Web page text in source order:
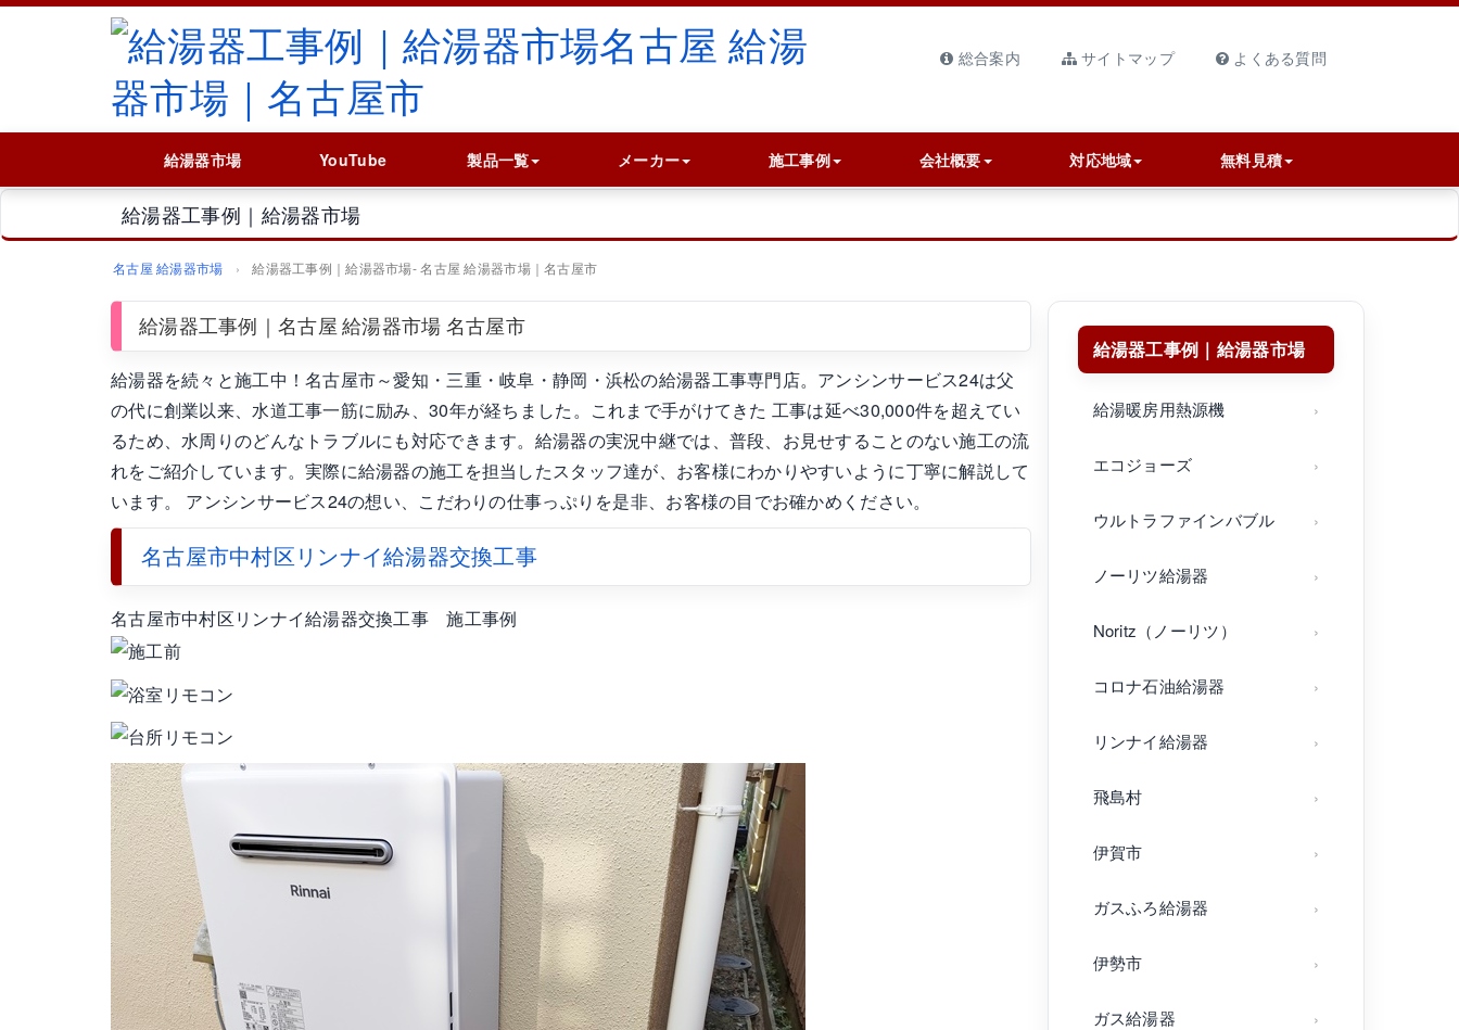
総合案内 サイトマップ よくある質問
給湯器市場 YouTube 製品一覧 メーカー 施工事例 会社概要 対応地域 無料見積
給湯器工事例｜給湯器市場
名古屋 給湯器市場 給湯器工事例｜給湯器市場‐ 名古屋 給湯器市場｜名古屋市
給湯器工事例｜名古屋 給湯器市場 名古屋市
給湯器を続々と施工中！名古屋市～愛知・三重・岐阜・静岡・浜松の給湯器工事専門店。アンシンサービス24は父
の代に創業以来、水道工事一筋に励み、30年が経ちました。これまで手がけてきた 工事は延べ30,000件を超えてい
るため、水周りのどんなトラブルにも対応できます。給湯器の実況中継では、普段、お見せすることのない施工の流
れをご紹介しています。実際に給湯器の施工を担当したスタッフ達が、お客様にわかりやすいように丁寧に解説して
います。 アンシンサービス24の想い、こだわりの仕事っぷりを是非、お客様の目でお確かめください。
名古屋市中村区リンナイ給湯器交換工事
名古屋市中村区リンナイ給湯器交換工事 施工事例
給湯器工事例｜給湯器市場
給湯暖房用熱源機
エコジョーズ
ウルトラファインバブル
ノーリツ給湯器
Noritz（ノーリツ）
コロナ石油給湯器
リンナイ給湯器
飛島村
伊賀市
ガスふろ給湯器
伊勢市
ガス給湯器